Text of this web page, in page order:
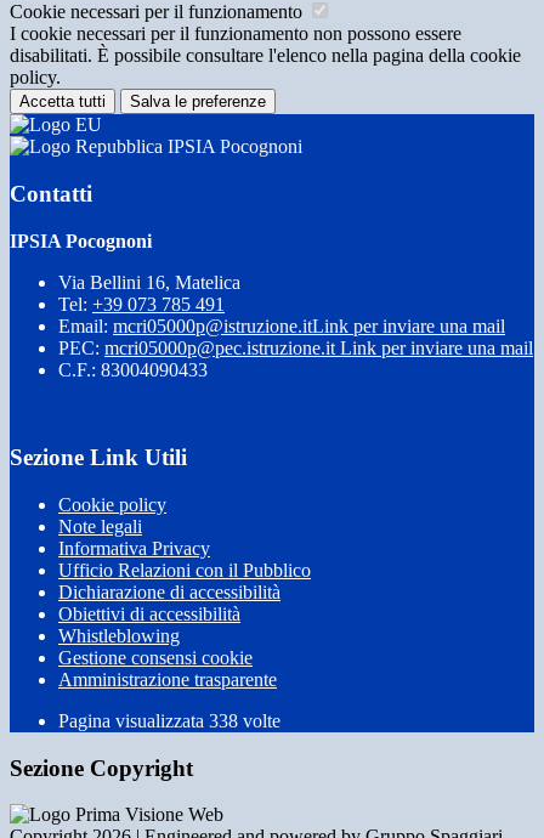
Cookie necessari per il funzionamento
I cookie necessari per il funzionamento non possono essere
disabilitati. È possibile consultare l'elenco nella pagina della cookie
policy.
Accetta tutti Salva le preferenze
IPSIA Pocognoni
Contatti
IPSIA Pocognoni
Via Bellini 16, Matelica
Tel: +39 073 785 491
Email: mcri05000p@istruzione.itLink per inviare una mail
PEC: mcri05000p@pec.istruzione.it Link per inviare una mail
C.F.: 83004090433
Sezione Link Utili
Cookie policy
Note legali
Informativa Privacy
Ufficio Relazioni con il Pubblico
Dichiarazione di accessibilità
Obiettivi di accessibilità
Whistleblowing
Gestione consensi cookie
Amministrazione trasparente
Pagina visualizzata 338 volte
Sezione Copyright